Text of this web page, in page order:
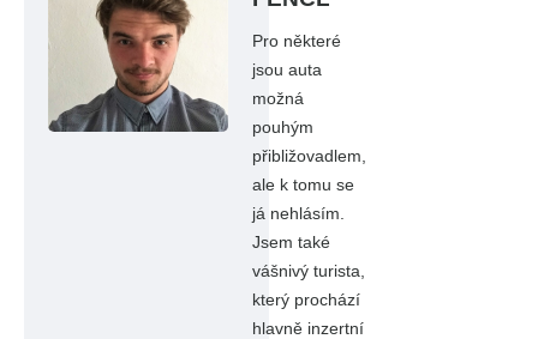
Pro některé
jsou auta
možná
pouhým
přibližovadlem,
ale k tomu se
já nehlásím.
Jsem také
vášnivý turista,
který prochází
hlavně inzertní